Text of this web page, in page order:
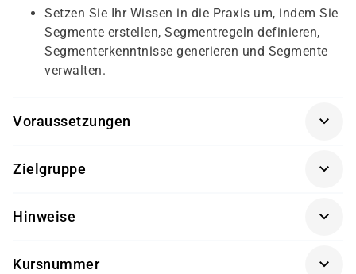
Setzen Sie Ihr Wissen in die Praxis um, indem Sie
Segmente erstellen, Segmentregeln definieren,
Segmenterkenntnisse generieren und Segmente
verwalten.
Voraussetzungen
Funktionen von Dynamics 365 Customer Insights –
vertraut sein. Es wird empfohlen, vorab einen
Datensatz zu importieren und ein einfaches
Zielgruppe
Datenanalysten
Hinweise
Kursnummer